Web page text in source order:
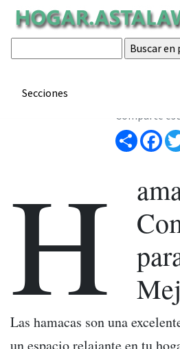
Secciones
ARTÍCULO Hamacas Artículo
Comparte
Share
H
Las hamacas son una
un espacio relajante en tu